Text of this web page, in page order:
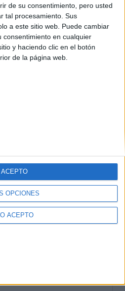
de su consentimiento, pero usted
tal procesamiento. Sus
a este sitio web. Puede cambiar
en cualquier
y haciendo clic en el botón
de la página web.
OPCIONES
ACEPTO
ACEPTO
Ciudad Deportiva C/
Obispo Acuña s/n
49017 Zamora (Zamora